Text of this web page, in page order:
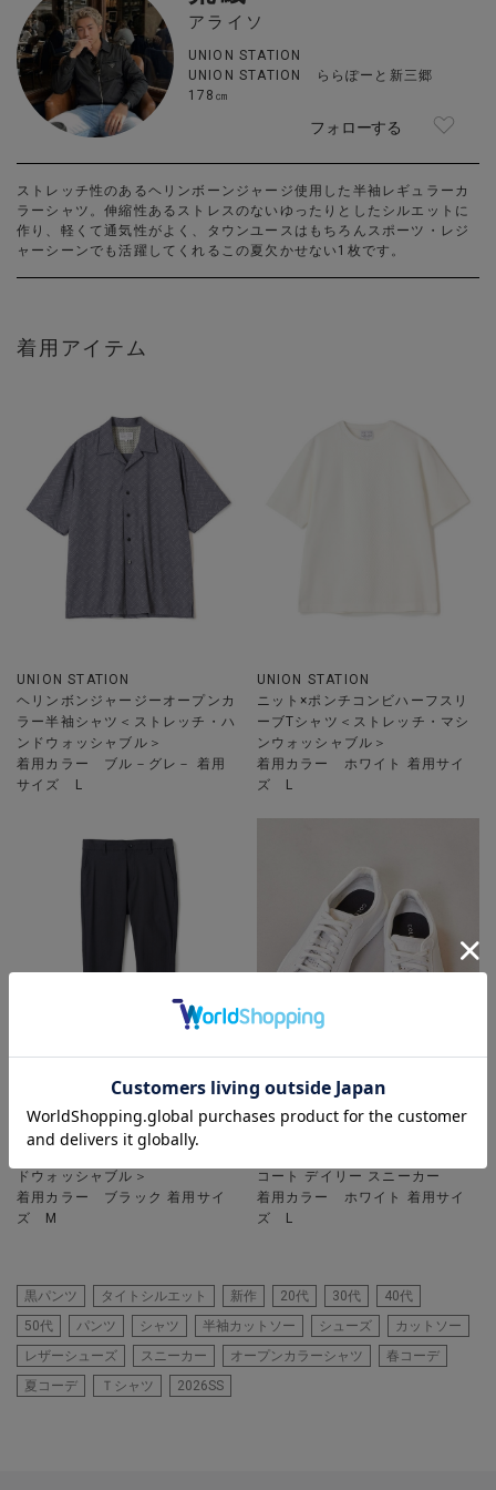
アライソ
UNION STATION
UNION STATION ららぽーと新三郷
178㎝
フォローする
ストレッチ性のあるヘリンボーンジャージ使用した半袖レギュラーカ
ラーシャツ。伸縮性あるストレスのないゆったりとしたシルエットに
作り、軽くて通気性がよく、タウンユースはもちろんスポーツ・レジ
ャーシーンでも活躍してくれるこの夏欠かせない1枚です。
着用アイテム
UNION STATION
ヘリンボンジャージーオープンカ
ラー半袖シャツ＜ストレッチ・ハ
ンドウォッシャブル＞
着用カラー ブル－グレ－ 着用
サイズ L
UNION STATION
ニット×ポンチコンビハーフスリ
ーブTシャツ＜ストレッチ・マシ
ンウォッシャブル＞
着用カラー ホワイト 着用サイ
ズ L
UNION STATION
ハイパーストレッチヘリンボンパ
ドウォッシャブル＞
着用カラー ブラック 着用サイ
ズ M
UNION STATION
コート デイリー スニーカー
着用カラー ホワイト 着用サイ
ズ L
黒パンツ タイトシルエット 新作 20代 30代
40代
50代
パンツ シャツ 半袖カットソー シューズ
カットソー
レザーシューズ
スニーカー オープンカラーシャツ
春コーデ
夏コーデ
Ｔシャツ 2026SS